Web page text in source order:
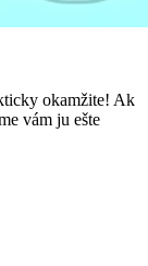
okamžite! Ak
vám ju ešte